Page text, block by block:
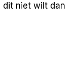
dit niet wilt dan